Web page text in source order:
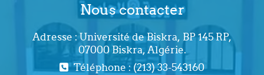
Nous contacter
Adresse : Université de Biskra, BP 145 RP,
07000 Biskra, Algérie.
Téléphone : (213) 33-543160